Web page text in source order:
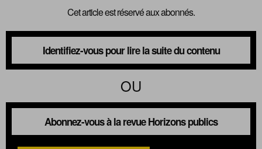
Nous suivre sur Twittersur LinkedIn
sur
Cet article est réservé aux abonnés.
Identifiez-vous pour lire la suite du contenu
OU
Abonnez-vous à la revue Horizons publics